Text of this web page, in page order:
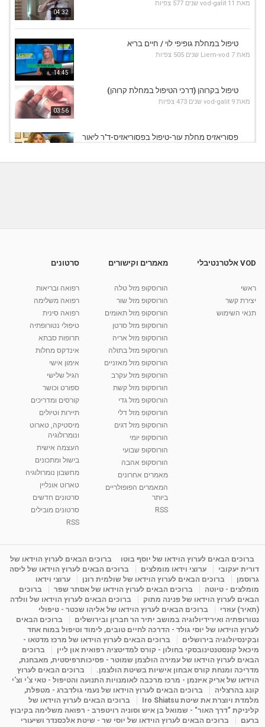
04:32
מאת vod-galit 11 שנים 577 צפיות
14:45
טיפול במחלת גופיפי לוי / חיים בריא
מאת Liem-vod 7 שנים 505 צפיות
03:56
טיפול בקרוהן (דרכי הטיפול במחלת קרוהן)
מאת vod-galit 9 שנים 473 צפיות
פסוריאזיס מחלת עור-טיפול בפסוריאזיס-ד'ר ליאור
מאת vod-galit 9 שנים
10:17
קרין גורן - העוגה המתגלצ’ת ללא קמח
38.5k צפיות
01:37
יוסי שר - מתמחה בשיטת אלכסנדר וטאי צ'י
2,738 צפיות
01:46
רנה רז-גילו -טיפול אנרגטי ויעוץ רוחני - נומרולוגית
2,314 צפיות
05:37
סודות בתאריך הלידה, משמעות חודש הלידה -
ינואר זינה ליבשיץ נומרולוגית
ליסה גרוסמן - המרכז לאימון התנהגותי - קשב
09:12
מדיטציה בדמיון מודרך - היכרות עם האני הפנימי
מאת admin 11 שנים 3,649 צפיות
פנינה מתוק - מרכז "נתיב הלב" בהרצליה-
מדיטציה-התחדשות
Shahar-vod
VOD אלטרנטיבלי
ראשי
יצירת קשר
תנאי השימוש
מאמרים וקישורים
הורוסקופ מזל טלה
הורוסקופ מזל שור
הורוסקופ מזל תאומים
הורוסקופ מזל סרטן
הורוסקופ מזל אריה
הורוסקופ מזל בתולה
הורוסקופ מזל מאזניים
הורוסקופ מזל עקרב
הורוסקופ מזל קשת
הורוסקופ מזל גדי
הורוסקופ מזל דלי
הורוסקופ מזל דגים
הורוסקופ יומי
הורוסקופ שבועי
הורוסקופ אהבה
מאמרים אחרונים
המאמרים הפופולריים
ביותר
RSS
סרטונים
רפואה ובריאות
רפואה משלימה
רפואה סינית
טיפולי נטורופתיה
תרופות סבתא
אינדקס מחלות
אימון אישי
הגיל שלישי
ספורט וכושר
קורסים ומדריכים
תיירות וטיולים
מיסטיקה, טארוט
ונומרולוגיה
העצמה אישית
בישול ומתכונים
מחשבון נומרולוגיה
טארוט אונליין
סרטונים חדשים
סרטונים מובילים
RSS
ברוכים הבאים לערוץ הוידאו של יוסף בוטו
ברוכים הבאים לערוץ הוידאו של
דורית יעקובי
ערוצי וידאו מומלצים
ברוכים הבאים לערוץ הוידאו של ליסה
גרוסמן
ברוכים הבאים לערוץ הוידאו של שולמית רונן
ערוצי וידאו
מומלצים - טיוטה
ברוכים הבאים לערוץ הוידאו של אסתר שפר
ברוכים
הבאים לערוץ הוידאו של פנינה מתוק
ברוכים הבאים לערוץ הוידאו של וולדה
(תאיר) עוזרי
ברוכים הבאים לערוץ הוידאו של אליהו שכטר - טיפולי
נטורופתיה ואירידיולוגיה במושב יתיר הר חברון ובירושלים
ברוכים הבאים
לערוץ הוידאו של יוסי גולד - הדרכה לחיים טובים, לימוד וטיפול במוח אחד
ובקינסיולוגיה בירושלים
ברוכים הבאים לערוץ הוידאו של מרכז מדטאו -
מיכאל קונסטנטינובסקי בחולון - קורס למדיטציה רפואית און ליין
ברוכים
הבאים לערוץ הוידאו של עמירה הולצמן שמוטר - פסיכותרפיסטית, מאבחנת,
מדריכה ומנחת קורס אבחון אישיות בשיטת הולצמן.
ברוכים הבאים לערוץ
הוידאו של אריק איזנמן - מרכז מרכבה לאומנויות התנועה והטיפול - טאי צ'י וצ'י
קונג בהרצליה
ברוכים הבאים לערוץ הוידאו של נעמי גולדברג - מטפלת,
מלמדת ויוצרת את שיטת Iro Shiatsu
ברוכים הבאים לערוץ הוידאו של
קליניקת "דרך האור" - שמואל בן איש וסוניה רויטפרב - רפואה משלימה בקיבוץ
ברעם
ברוכים הבאים לערוץ הוידאו של יוסי שר - שיטת אלכסנדר ושיעורי